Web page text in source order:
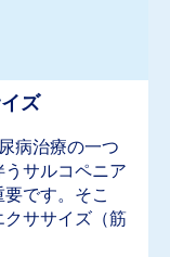
ズ
病治療の一つ
サルコペニア
です。そこ
ササイズ（筋